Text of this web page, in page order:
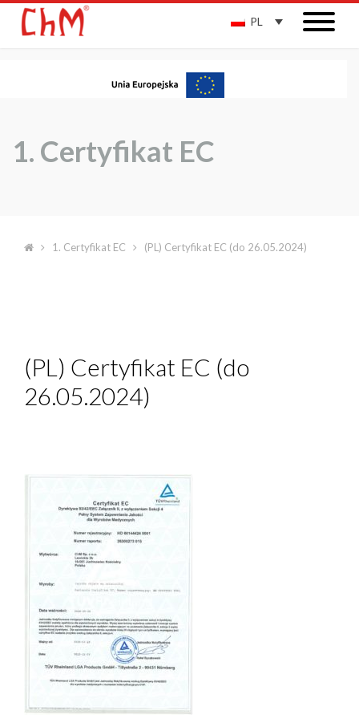
PL
1. Certyfikat EC
1. Certyfikat EC (PL) Certyfikat EC (do 26.05.2024)
(PL) Certyfikat EC (do
26.05.2024)